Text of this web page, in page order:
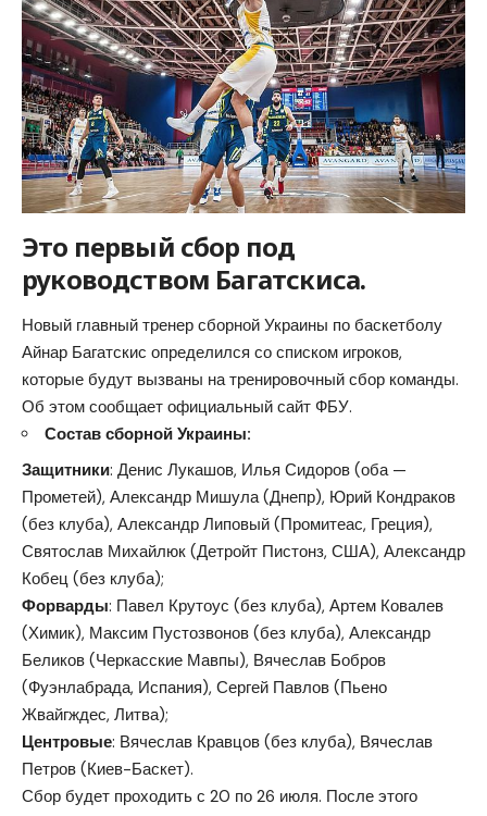
Это первый сбор под
руководством Багатскиса.
Новый главный тренер сборной Украины по баскетболу
Айнар Багатскис определился со списком игроков,
которые будут вызваны на тренировочный сбор команды.
Об этом сообщает официальный сайт ФБУ.
Состав сборной Украины:
Защитники: Денис Лукашов, Илья Сидоров (оба —
Прометей), Александр Мишула (Днепр), Юрий Кондраков
(без клуба), Александр Липовый (Промитеас, Греция),
Святослав Михайлюк (Детройт Пистонз, США), Александр
Кобец (без клуба);
Форварды: Павел Крутоус (без клуба), Артем Ковалев
(Химик), Максим Пустозвонов (без клуба), Александр
Беликов (Черкасские Мавпы), Вячеслав Бобров
(Фуэнлабрада, Испания), Сергей Павлов (Пьено
Жвайгждес, Литва);
Центровые: Вячеслав Кравцов (без клуба), Вячеслав
Петров (Киев-Баскет).
Сбор будет проходить с 20 по 26 июля. После этого